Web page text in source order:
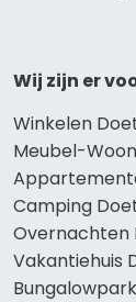
Wij zijn er
Winkelen
Meubel-
Camping
Overnachten
Vakantiehuis